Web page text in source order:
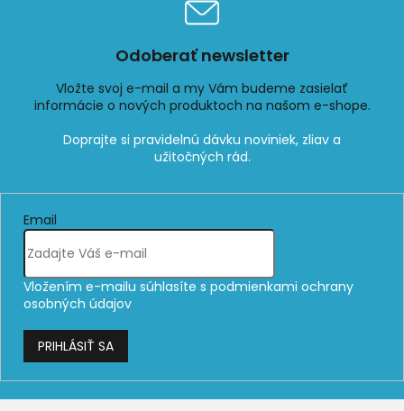
Odoberať newsletter
Vložte svoj e-mail a my Vám budeme zasielať
informácie o nových produktoch na našom e-shope.
Email
Vložením e-mailu súhlasíte s podmienkami ochrany
osobných údajov
PRIHLÁSIŤ SA